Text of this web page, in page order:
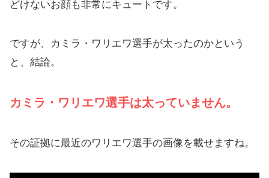
どけないお顔も非常にキュートです。
ですが、カミラ・ワリエワ選手が太ったのかという
と、結論。
カミラ・ワリエワ選手は太っていません。
その証拠に最近のワリエワ選手の画像を載せますね。